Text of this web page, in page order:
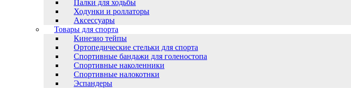
Палки для ходьбы
Ходунки и роллаторы
Аксессуары
Товары для спорта
Кинезио тейпы
Ортопедические стельки для спорта
Спортивные бандажи для голеностопа
Спортивные наколенники
Спортивные налокотнки
Эспандеры